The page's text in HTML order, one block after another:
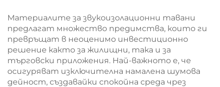
от каменна вата
Материалите за звукоизолационни тавани
предлагат множество предимства, които ги
превръщат в неоценимо инвестиционно
решение както за жилищни, така и за
търговски приложения. Най-важното е, че
осигуряват изключителна намалена шумова
дейност, създавайки спокойна среда чрез